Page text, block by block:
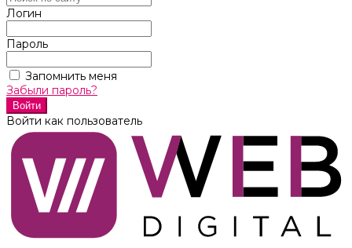
Логин
Пароль
Запомнить меня
Забыли пароль?
Войти как пользователь